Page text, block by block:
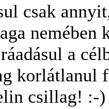
csak
a
korlátlanul
csillag! :-)